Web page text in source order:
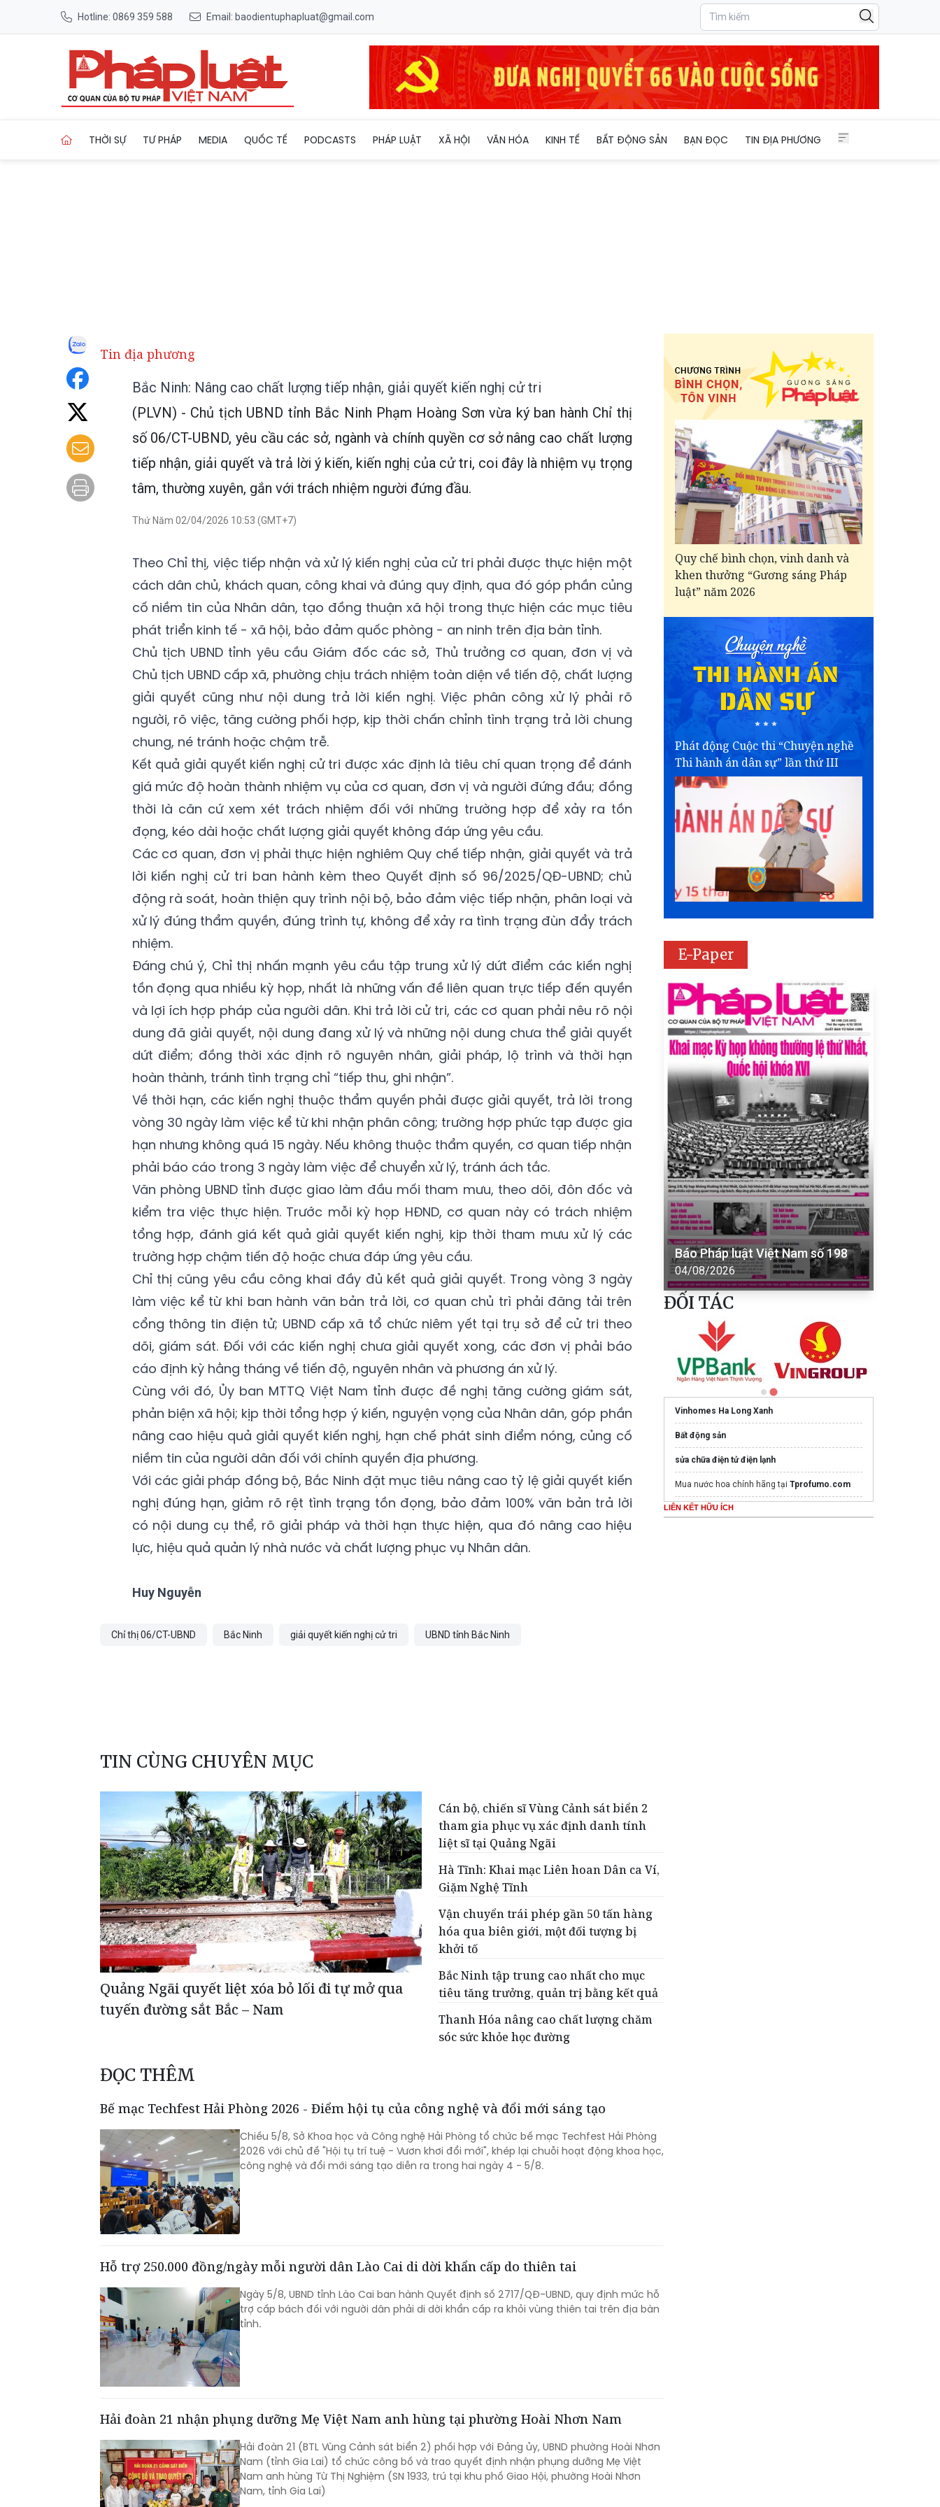
Hotline: 0869 359 588 Email: baodientuphapluat@gmail.com
THỜI SỰ TƯ PHÁP MEDIA QUỐC TẾ PODCASTS PHÁP LUẬT XÃ HỘI VĂN HÓA KINH TẾ BẤT ĐỘNG SẢN BẠN ĐỌC TIN ĐỊA PHƯƠNG
Tin địa phương
Bắc Ninh: Nâng cao chất lượng tiếp nhận, giải quyết kiến nghị cử tri
(PLVN) - Chủ tịch UBND tỉnh Bắc Ninh Phạm Hoàng Sơn vừa ký ban hành Chỉ thị
số 06/CT-UBND, yêu cầu các sở, ngành và chính quyền cơ sở nâng cao chất lượng
tiếp nhận, giải quyết và trả lời ý kiến, kiến nghị của cử tri, coi đây là nhiệm vụ trọng
tâm, thường xuyên, gắn với trách nhiệm người đứng đầu.
Thứ Năm 02/04/2026 10:53 (GMT+7)
Theo Chỉ thị, việc tiếp nhận và xử lý kiến nghị của cử tri phải được thực hiện một
cách dân chủ, khách quan, công khai và đúng quy định, qua đó góp phần củng
cố niềm tin của Nhân dân, tạo đồng thuận xã hội trong thực hiện các mục tiêu
phát triển kinh tế - xã hội, bảo đảm quốc phòng - an ninh trên địa bàn tỉnh.
Chủ tịch UBND tỉnh yêu cầu Giám đốc các sở, Thủ trưởng cơ quan, đơn vị và
Chủ tịch UBND cấp xã, phường chịu trách nhiệm toàn diện về tiến độ, chất lượng
giải quyết cũng như nội dung trả lời kiến nghị. Việc phân công xử lý phải rõ
người, rõ việc, tăng cường phối hợp, kịp thời chấn chỉnh tình trạng trả lời chung
chung, né tránh hoặc chậm trễ.
Kết quả giải quyết kiến nghị cử tri được xác định là tiêu chí quan trọng để đánh
giá mức độ hoàn thành nhiệm vụ của cơ quan, đơn vị và người đứng đầu; đồng
thời là căn cứ xem xét trách nhiệm đối với những trường hợp để xảy ra tồn
đọng, kéo dài hoặc chất lượng giải quyết không đáp ứng yêu cầu.
Các cơ quan, đơn vị phải thực hiện nghiêm Quy chế tiếp nhận, giải quyết và trả
lời kiến nghị cử tri ban hành kèm theo Quyết định số 96/2025/QĐ-UBND; chủ
động rà soát, hoàn thiện quy trình nội bộ, bảo đảm việc tiếp nhận, phân loại và
xử lý đúng thẩm quyền, đúng trình tự, không để xảy ra tình trạng đùn đẩy trách
nhiệm.
Đáng chú ý, Chỉ thị nhấn mạnh yêu cầu tập trung xử lý dứt điểm các kiến nghị
tồn đọng qua nhiều kỳ họp, nhất là những vấn đề liên quan trực tiếp đến quyền
và lợi ích hợp pháp của người dân. Khi trả lời cử tri, các cơ quan phải nêu rõ nội
dung đã giải quyết, nội dung đang xử lý và những nội dung chưa thể giải quyết
dứt điểm; đồng thời xác định rõ nguyên nhân, giải pháp, lộ trình và thời hạn
hoàn thành, tránh tình trạng chỉ “tiếp thu, ghi nhận”.
Về thời hạn, các kiến nghị thuộc thẩm quyền phải được giải quyết, trả lời trong
vòng 30 ngày làm việc kể từ khi nhận phân công; trường hợp phức tạp được gia
hạn nhưng không quá 15 ngày. Nếu không thuộc thẩm quyền, cơ quan tiếp nhận
phải báo cáo trong 3 ngày làm việc để chuyển xử lý, tránh ách tắc.
Văn phòng UBND tỉnh được giao làm đầu mối tham mưu, theo dõi, đôn đốc và
kiểm tra việc thực hiện. Trước mỗi kỳ họp HĐND, cơ quan này có trách nhiệm
tổng hợp, đánh giá kết quả giải quyết kiến nghị, kịp thời tham mưu xử lý các
trường hợp chậm tiến độ hoặc chưa đáp ứng yêu cầu.
Chỉ thị cũng yêu cầu công khai đầy đủ kết quả giải quyết. Trong vòng 3 ngày
làm việc kể từ khi ban hành văn bản trả lời, cơ quan chủ trì phải đăng tải trên
cổng thông tin điện tử; UBND cấp xã tổ chức niêm yết tại trụ sở để cử tri theo
dõi, giám sát. Đối với các kiến nghị chưa giải quyết xong, các đơn vị phải báo
cáo định kỳ hằng tháng về tiến độ, nguyên nhân và phương án xử lý.
Cùng với đó, Ủy ban MTTQ Việt Nam tỉnh được đề nghị tăng cường giám sát,
phản biện xã hội; kịp thời tổng hợp ý kiến, nguyện vọng của Nhân dân, góp phần
nâng cao hiệu quả giải quyết kiến nghị, hạn chế phát sinh điểm nóng, củng cố
niềm tin của người dân đối với chính quyền địa phương.
Với các giải pháp đồng bộ, Bắc Ninh đặt mục tiêu nâng cao tỷ lệ giải quyết kiến
nghị đúng hạn, giảm rõ rệt tình trạng tồn đọng, bảo đảm 100% văn bản trả lời
có nội dung cụ thể, rõ giải pháp và thời hạn thực hiện, qua đó nâng cao hiệu
lực, hiệu quả quản lý nhà nước và chất lượng phục vụ Nhân dân.
Huy Nguyễn
Chỉ thị 06/CT-UBND Bắc Ninh giải quyết kiến nghị cử tri UBND tỉnh Bắc Ninh
TIN CÙNG CHUYÊN MỤC
Quảng Ngãi quyết liệt xóa bỏ lối đi tự mở qua
tuyến đường sắt Bắc – Nam
Cán bộ, chiến sĩ Vùng Cảnh sát biển 2
tham gia phục vụ xác định danh tính
liệt sĩ tại Quảng Ngãi
Hà Tĩnh: Khai mạc Liên hoan Dân ca Ví,
Giặm Nghệ Tĩnh
Vận chuyển trái phép gần 50 tấn hàng
hóa qua biên giới, một đối tượng bị
khởi tố
Bắc Ninh tập trung cao nhất cho mục
tiêu tăng trưởng, quản trị bằng kết quả
Thanh Hóa nâng cao chất lượng chăm
sóc sức khỏe học đường
ĐỌC THÊM
Bế mạc Techfest Hải Phòng 2026 - Điểm hội tụ của công nghệ và đổi mới sáng tạo
Chiều 5/8, Sở Khoa học và Công nghệ Hải Phòng tổ chức bế mạc Techfest Hải Phòng
2026 với chủ đề "Hội tụ trí tuệ - Vươn khơi đổi mới", khép lại chuỗi hoạt động khoa học,
công nghệ và đổi mới sáng tạo diễn ra trong hai ngày 4 - 5/8.
Hỗ trợ 250.000 đồng/ngày mỗi người dân Lào Cai di dời khẩn cấp do thiên tai
Ngày 5/8, UBND tỉnh Lào Cai ban hành Quyết định số 2717/QĐ-UBND, quy định mức hỗ
trợ cấp bách đối với người dân phải di dời khẩn cấp ra khỏi vùng thiên tai trên địa bàn
tỉnh.
Hải đoàn 21 nhận phụng dưỡng Mẹ Việt Nam anh hùng tại phường Hoài Nhơn Nam
Hải đoàn 21 (BTL Vùng Cảnh sát biển 2) phối hợp với Đảng ủy, UBND phường Hoài Nhơn
Nam (tỉnh Gia Lai) tổ chức công bố và trao quyết định nhận phụng dưỡng Mẹ Việt
Nam anh hùng Từ Thị Nghiệm (SN 1933, trú tại khu phố Giao Hội, phường Hoài Nhơn
Nam, tỉnh Gia Lai)
Quy chế bình chọn, vinh danh và
khen thưởng “Gương sáng Pháp
luật” năm 2026
Phát động Cuộc thi “Chuyện nghề
Thi hành án dân sự” lần thứ III
E-Paper
Báo Pháp luật Việt Nam số 198
04/08/2026
ĐỐI TÁC
Vinhomes Ha Long Xanh
Bất động sản
sửa chữa điện tử điện lạnh
Mua nước hoa chính hãng tại Tprofumo.com
Ghế Massage PoongSan chính hãng
LIÊN KẾT HỮU ÍCH